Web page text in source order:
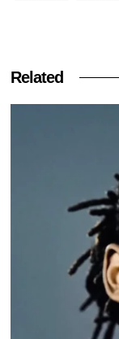
Related